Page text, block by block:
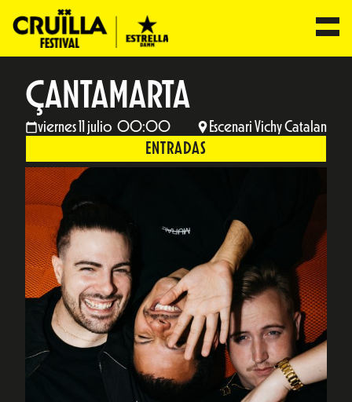
ÇANTAMARTA
viernes 11 julio 00:00 Escenari Vichy Catalan
ENTRADAS